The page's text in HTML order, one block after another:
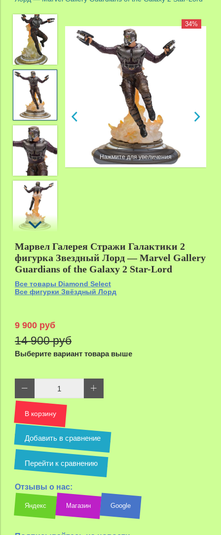
34% 34%
Нажмите для увеличения
Марвел Галерея Стражи Галактики 2
фигурка Звездный Лорд — Marvel Gallery
Guardians of the Galaxy 2 Star-Lord
Все товары Diamond Select
Все фигурки Звёздный Лорд
9 900 руб
14 900 руб
Выберите вариант товара выше
В корзину
Добавить в сравнение
Перейти к сравнению
Отзывы о нас:
Яндекс Магазин Google